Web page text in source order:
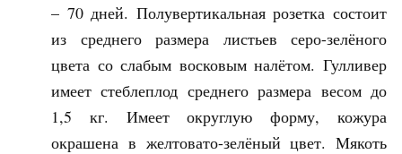
– 70 дней. Полувертикальная розетка состоит
из среднего размера листьев серо-зелёного
цвета со слабым восковым налётом. Гулливер
имеет стеблеплод среднего размера весом до
1,5 кг. Имеет округлую форму, кожура
окрашена в желтовато-зелёный цвет. Мякоть